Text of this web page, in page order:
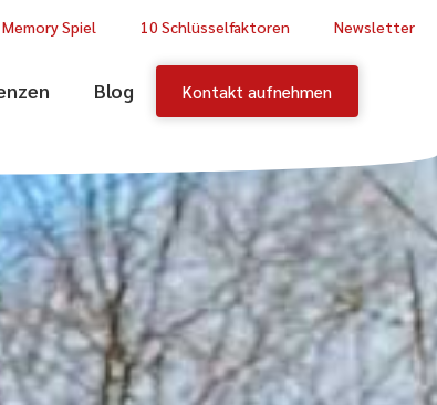
Spiel 10 Schlüsselfaktoren Newsletter
Blog Kontakt aufnehmen